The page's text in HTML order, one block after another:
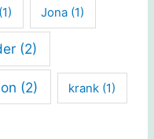
(1) Jona (1)
(2)
(2) krank (1)